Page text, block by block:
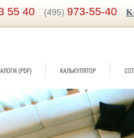
55 40 (495) 973-55-40